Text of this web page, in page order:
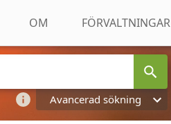
OM FÖRVALTNINGAR
Avancerad sökning